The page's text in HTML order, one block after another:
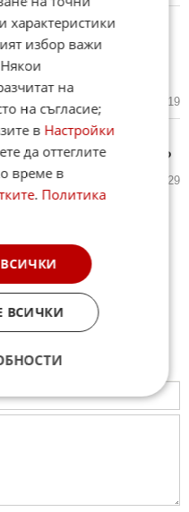
на НАТО! САЩ
съкращаване на
и военноморски сили
1 519
Нетаняху:
управляват света?
2 729
характеристики
избор важи
на
на съгласие;
в Настройки
да оттеглите
време в
. Политика
ВСИЧКИ